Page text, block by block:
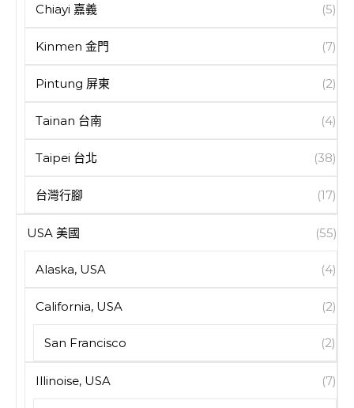
Chiayi 嘉義 (5)
Kinmen 金門 (7)
Pintung 屏東 (2)
Tainan 台南 (4)
Taipei 台北 (38)
台灣行腳 (17)
USA 美國 (55)
Alaska, USA (4)
California, USA (2)
San Francisco (2)
Illinoise, USA (7)